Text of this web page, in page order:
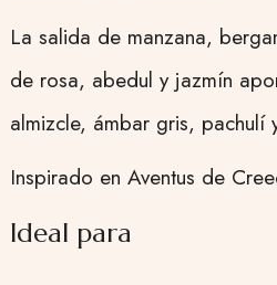
La salida de manzana,
de rosa, abedul y jazmín
almizcle, ámbar gris, pachulí
Inspirado en Aventus de
Ideal para